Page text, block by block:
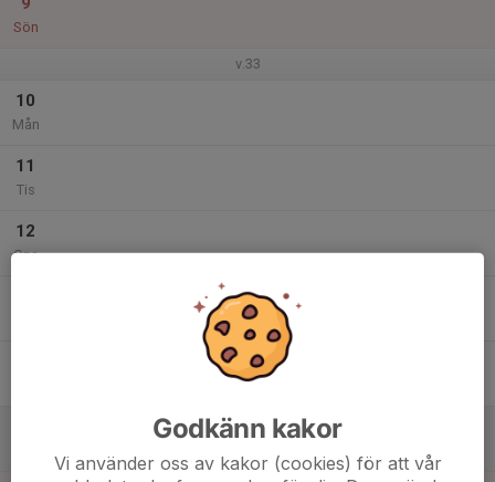
Sön
v.33
10
Mån
11
Tis
12
Ons
Godkänn kakor
Vi använder oss av kakor (cookies) för att vår